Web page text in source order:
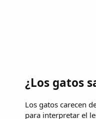
¿Los gatos
Los gatos carecen
para interpretar el